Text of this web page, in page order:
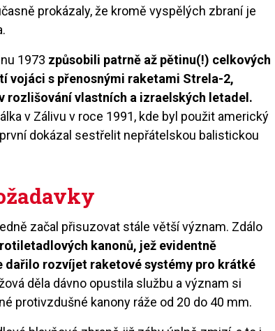
prokázaly, že kromě vyspělých zbraní je
1973 způsobili patrně až pětinu(!) celkových
vojáci s přenosnými raketami Strela-2,
rozlišování vlastních a izraelských letadel.
v Zálivu v roce 1991, kde byl použit americký
dokázal sestřelit nepřátelskou balistickou
začal přisuzovat stále větší význam. Zdálo
kanonů, jež evidentně
dařilo rozvíjet raketové systémy pro krátké
děla dávno opustila službu a význam si
protivzdušné kanony ráže od 20 do 40 mm.